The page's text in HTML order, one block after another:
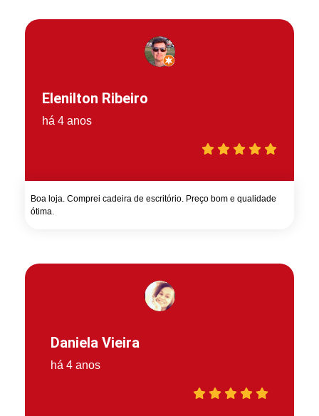
Elenilton Ribeiro
há 4 anos
Boa loja. Comprei cadeira de escritório. Preço bom e qualidade
ótima.
Daniela Vieira
há 4 anos